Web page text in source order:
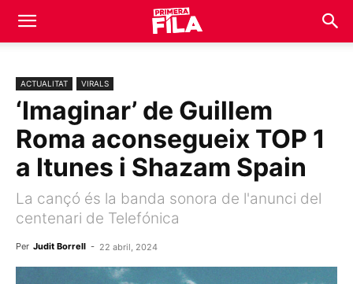
ACTUALITAT VIRALS
‘Imaginar’ de Guillem
Roma aconsegueix TOP 1
a Itunes i Shazam Spain
La cançó és la banda sonora de l'anunci del
centenari de Telefónica
Per Judit Borrell - 22 abril, 2024